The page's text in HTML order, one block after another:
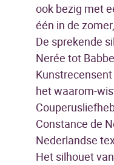
ook bezig met
één in de
De sprekende
Nerée tot
het waarom-
Constance de
Nederlandse
Het silhouet